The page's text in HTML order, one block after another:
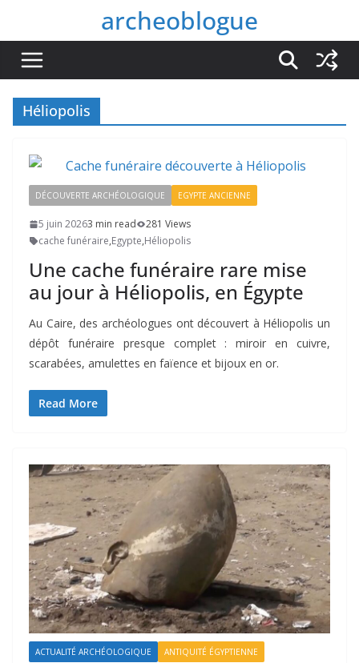
contenu
archeoblogue
Héliopolis
DÉCOUVERTE ARCHÉOLOGIQUE EGYPTE ANCIENNE
5 juin 20263 min read
281 Views
cache funéraire,Egypte,Héliopolis
Une cache funéraire rare mise
au jour à Héliopolis, en Égypte
Au Caire, des archéologues ont découvert à Héliopolis un
dépôt funéraire presque complet : miroir en cuivre,
scarabées, amulettes en faïence et bijoux en or.
Read More
ACTUALITÉ ARCHÉOLOGIQUE ANTIQUITÉ ÉGYPTIENNE